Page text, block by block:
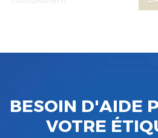
BESOIN D'AIDE
VOTRE